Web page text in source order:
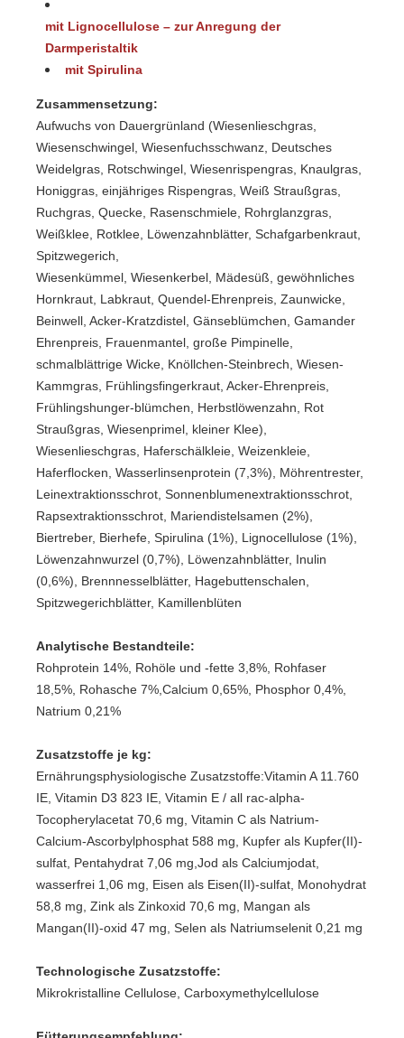
mit Lignocellulose – zur Anregung der
Darmperistaltik
mit Spirulina
Zusammensetzung:
Aufwuchs von Dauergrünland (Wiesenlieschgras,
Wiesenschwingel, Wiesenfuchsschwanz, Deutsches
Weidelgras, Rotschwingel, Wiesenrispengras, Knaulgras,
Honiggras, einjähriges Rispengras, Weiß Straußgras,
Ruchgras, Quecke, Rasenschmiele, Rohrglanzgras,
Weißklee, Rotklee, Löwenzahnblätter, Schafgarbenkraut,
Spitzwegerich,
Wiesenkümmel, Wiesenkerbel, Mädesüß, gewöhnliches
Hornkraut, Labkraut, Quendel-Ehrenpreis, Zaunwicke,
Beinwell, Acker-Kratzdistel, Gänseblümchen, Gamander
Ehrenpreis, Frauenmantel, große Pimpinelle,
schmalblättrige Wicke, Knöllchen-Steinbrech, Wiesen-
Kammgras, Frühlingsfingerkraut, Acker-Ehrenpreis,
Frühlingshunger-blümchen, Herbstlöwenzahn, Rot
Straußgras, Wiesenprimel, kleiner Klee),
Wiesenlieschgras, Haferschälkleie, Weizenkleie,
Haferflocken, Wasserlinsenprotein (7,3%), Möhrentrester,
Leinextraktionsschrot, Sonnenblumenextraktionsschrot,
Rapsextraktionsschrot, Mariendistelsamen (2%),
Biertreber, Bierhefe, Spirulina (1%), Lignocellulose (1%),
Löwenzahnwurzel (0,7%), Löwenzahnblätter, Inulin
(0,6%), Brennnesselblätter, Hagebuttenschalen,
Spitzwegerichblätter, Kamillenblüten
Analytische Bestandteile:
Rohprotein 14%, Rohöle und -fette 3,8%, Rohfaser
18,5%, Rohasche 7%,Calcium 0,65%, Phosphor 0,4%,
Natrium 0,21%
Zusatzstoffe je kg:
Ernährungsphysiologische Zusatzstoffe:Vitamin A 11.760
IE, Vitamin D3 823 IE, Vitamin E / all rac-alpha-
Tocopherylacetat 70,6 mg, Vitamin C als Natrium-
Calcium-Ascorbylphosphat 588 mg, Kupfer als Kupfer(II)-
sulfat, Pentahydrat 7,06 mg,Jod als Calciumjodat,
wasserfrei 1,06 mg, Eisen als Eisen(II)-sulfat, Monohydrat
58,8 mg, Zink als Zinkoxid 70,6 mg, Mangan als
Mangan(II)-oxid 47 mg, Selen als Natriumselenit 0,21 mg
Technologische Zusatzstoffe:
Mikrokristalline Cellulose, Carboxymethylcellulose